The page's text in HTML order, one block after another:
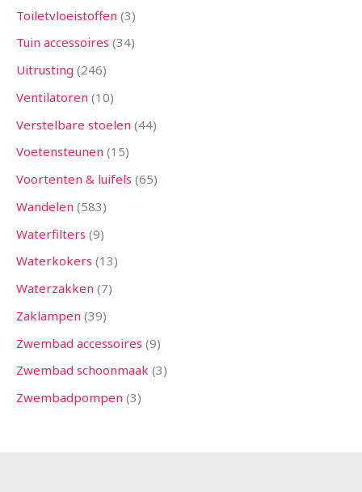
Toiletvloeistoffen 3
Tuin accessoires 34
Uitrusting 246
Ventilatoren 10
Verstelbare stoelen 44
Voetensteunen 15
Voortenten & luifels 65
Wandelen 583
Waterfilters 9
Waterkokers 13
Waterzakken 7
Zaklampen 39
Zwembad accessoires 9
Zwembad schoonmaak 3
Zwembadpompen 3